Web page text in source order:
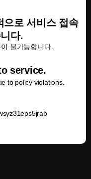
으로 서비스 접속
다.
불가능합니다.
service.
to policy violations.